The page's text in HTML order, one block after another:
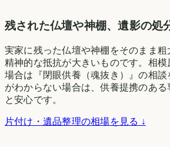
残された仏壇や神棚、遺影の処
実家に残った仏壇や神棚をそのまま
精神的な抵抗が大きいものです。相模
場合は『閉眼供養（魂抜き）』の相
がわからない場合は、供養提携のある
と安心です。
片付け・遺品整理の相場を見る ↓